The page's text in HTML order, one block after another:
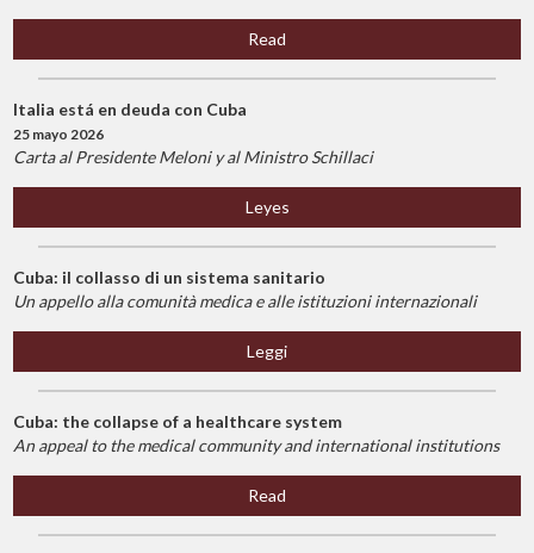
Read
Italia está en deuda con Cuba
25 mayo 2026
Carta al Presidente Meloni y al Ministro Schillaci
Leyes
Cuba: il collasso di un sistema sanitario
Un appello alla comunità medica e alle istituzioni internazionali
Leggi
Cuba: the collapse of a healthcare system
An appeal to the medical community and international institutions
Read